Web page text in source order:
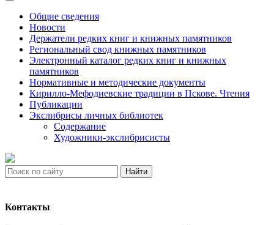
Общие сведения
Новости
Держатели редких книг и книжных памятников
Региональный свод книжных памятников
Электронный каталог редких книг и книжных
памятников
Нормативные и методические документы
Кирилло-Мефодиевские традиции в Пскове. Чтения
Публикации
Экслибрисы личных библиотек
Содержание
Художники-экслибрисисты
Найти
Контакты